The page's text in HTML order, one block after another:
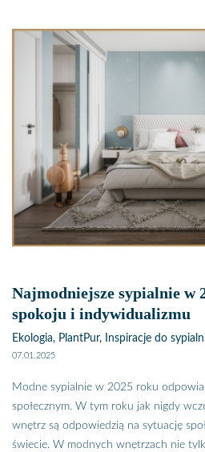
pościel.
Podpatrzyliśmy triki na szybką zmianę
że pokojówka w ciągu godziny potrafi
hotelowych pokojach? W ciągu
potrafi zmienić pościel, nałożyć czystą
aż 5 pokojach. Zobacz, jak robią to
więcej przy zmianie pościeli.
Najmodniejsze sypialnie w
spokoju i indywidualizmu
Ekologia, PlantPur, Inspiracje do
07.01.2025
Modne sypialnie w 2025 roku
społecznym. W tym roku jak nigdy
wnętrz są odpowiedzią na sytuację
świecie. W modnych wnętrzach nie